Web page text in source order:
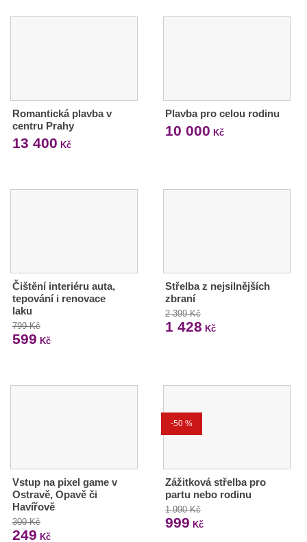
Romantická plavba v
centru Prahy
13 400 Kč
Plavba pro celou rodinu
10 000 Kč
Čištění interiéru auta,
tepování i renovace
laku
799 Kč
599 Kč
Střelba z nejsilnějších
zbraní
2 399 Kč
1 428 Kč
Vstup na pixel game v
Ostravě, Opavě či
Havířově
300 Kč
249 Kč
-50 %
Zážitková střelba pro
partu nebo rodinu
1 990 Kč
999 Kč